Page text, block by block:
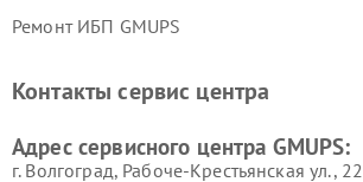
Ремонт ИБП GMUPS
Контакты сервис центра
Адрес сервисного центра GMUPS:
г. Волгоград, Рабоче-Крестьянская ул., 22